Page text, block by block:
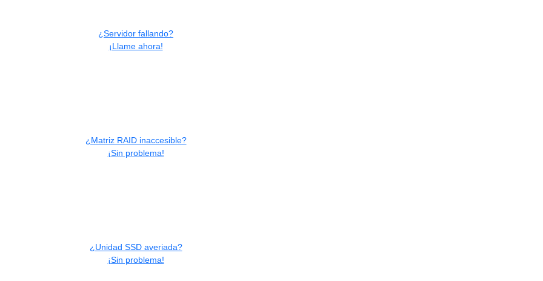
¿Servidor fallando?
¡Llame ahora!
¿Matriz RAID inaccesible?
¡Sin problema!
¿Unidad SSD averiada?
¡Sin problema!